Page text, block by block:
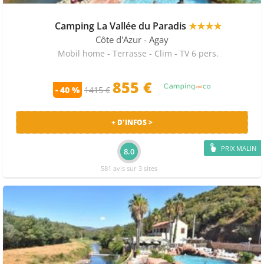
sur Agay à réserver chez 6 marchands partenaires dont
TOPS CAMPINGS SUR AGAY
Il y a à Agay 553 bungalows avec des commerces à
place et 553 bungalows 4 étoiles. Les campings les plus
réservés sont le Camping La Vallée du Paradis et le
Camping Le Dramont.
QUE FAIRE À AGAY ?
A côté de Agay voici les principales curiosités : Chapelle
d'Agay. En ce qui concerne les supermarchés vous
pouvez vous rendre au Spar, au Super U ou au Spar. En
termes de restaurants, nous vous conseillons d'aller
aux Flots Bleus ou aux Flots Bleus Snack.
PRIX MOYENS ET PROMOS CAMPINGS À AGAY
Le camping au prix le plus bas sur Agay sur la saison
est 209€ pour 7 nuits enarrivant le 31 Avril.A Agay,
Camping La Vallée du Paradis ★★★★
Côte d'Azur - Agay
Mobil home - Terrasse - Clim - TV 6 pers.
- 40 % 1415 € 855 €
PRIX MALIN
+ D'INFOS >
8.0
581 avis sur 3 sites